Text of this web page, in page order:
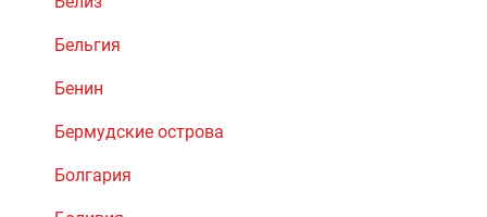
Бельгия
Бенин
Бермудские острова
Болгария